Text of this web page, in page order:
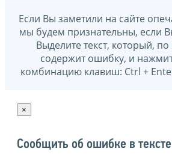
Если Вы заметили на сайте
мы будем признательны, если
Выделите текст, который,
содержит ошибку, и
комбинацию клавиш: Ctrl +
×
Сообщить об ошибке в тексте